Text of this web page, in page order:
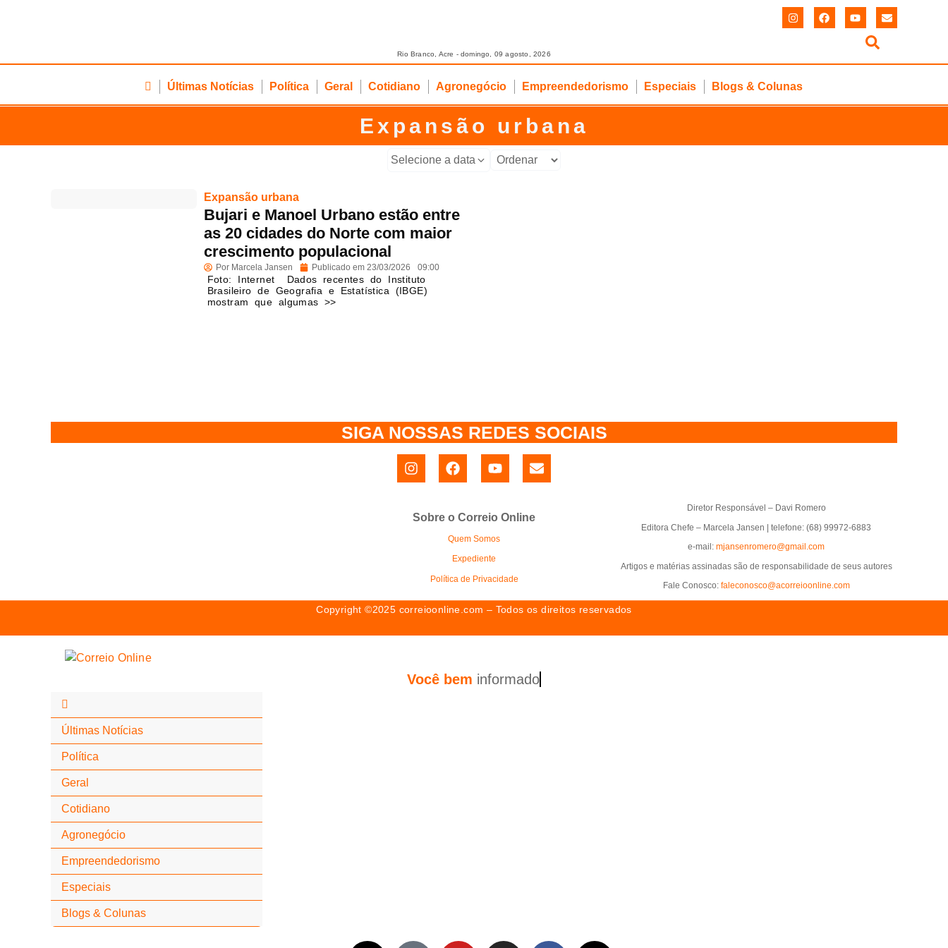
Rio Branco, Acre - domingo, 09 agosto, 2026
Últimas Notícias Política Geral Cotidiano Agronegócio Empreendedorismo Especiais Blogs & Colunas
Expansão urbana
Selecione a data
Expansão urbana
Bujari e Manoel Urbano estão entre
as 20 cidades do Norte com maior
crescimento populacional
Por Marcela Jansen Publicado em 23/03/2026 09:00
Foto: Internet Dados recentes do Instituto
Brasileiro de Geografia e Estatística (IBGE)
mostram que algumas >>
SIGA NOSSAS REDES SOCIAIS
Sobre o Correio Online
Quem Somos
Expediente
Política de Privacidade
Diretor Responsável – Davi Romero
Editora Chefe – Marcela Jansen | telefone: (68) 99972-6883
e-mail: mjansenromero@gmail.com
Artigos e matérias assinadas são de responsabilidade de seus autores
Fale Conosco: faleconosco@acorreioonline.com
Copyright ©2025 correioonline.com – Todos os direitos reservados
Você bem informado
Últimas Notícias
Política
Geral
Cotidiano
Agronegócio
Empreendedorismo
Especiais
Blogs & Colunas